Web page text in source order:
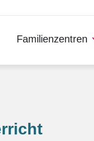
Familienzentren